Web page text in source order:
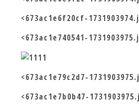
<673ac1e6f20cf-
<673ac1e740541-
<673ac1e79c2d7-
<673ac1e7b0b47-